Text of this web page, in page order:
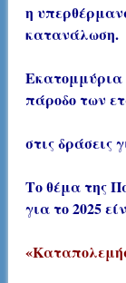
η
κατανάλωση.
Εκατομμύρια
πάροδο των
στις δράσεις
Το θέμα της
για το 2025